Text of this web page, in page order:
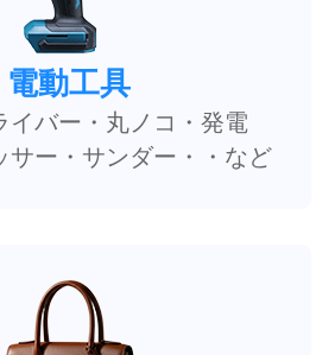
電動工具
イバー・丸ノコ・発電
サー・サンダー・・など